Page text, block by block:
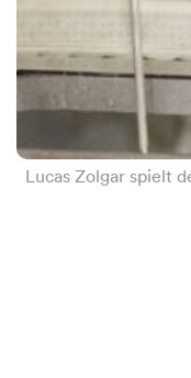
Lucas Zolgar spielt